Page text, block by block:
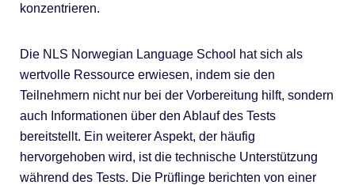
konzentrieren.
Die NLS Norwegian Language School hat sich als
wertvolle Ressource erwiesen, indem sie den
Teilnehmern nicht nur bei der Vorbereitung hilft, sondern
auch Informationen über den Ablauf des Tests
bereitstellt. Ein weiterer Aspekt, der häufig
hervorgehoben wird, ist die technische Unterstützung
während des Tests. Die Prüflinge berichten von einer